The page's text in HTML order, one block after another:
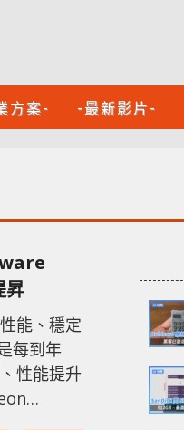
方案- -最新影片-
能、穩定
每到年
性能提升